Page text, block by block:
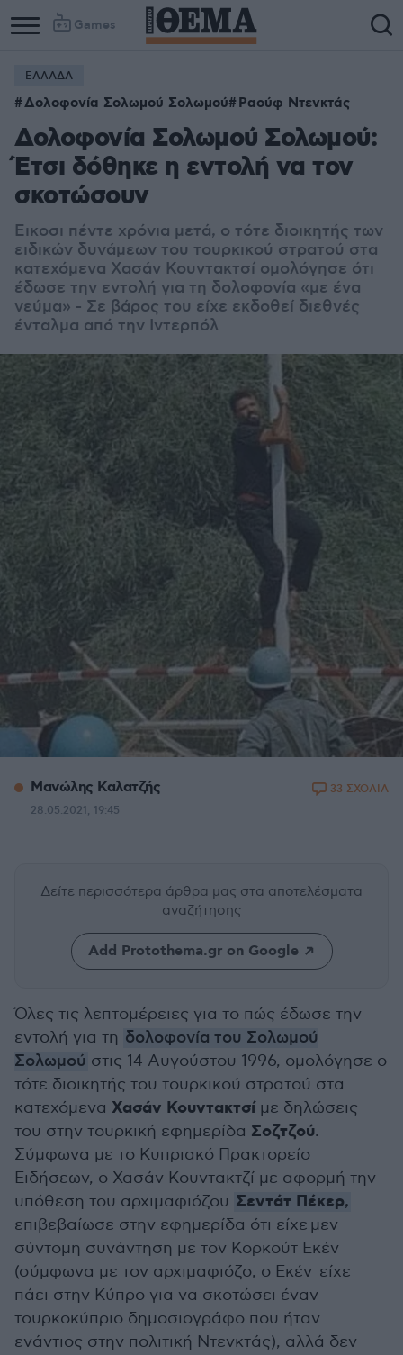
Games
ΕΛΛΑΔΑ
Δολοφονία Σολωμού Σολωμού Ραούφ Ντενκτάς
Δολοφονία Σολωμού Σολωμού:
Έτσι δόθηκε η εντολή να τον
σκοτώσουν
Εικοσι πέντε χρόνια μετά, ο τότε διοικητής των
ειδικών δυνάμεων του τουρκικού στρατού στα
κατεχόμενα Χασάν Κουντακτσί ομολόγησε ότι
έδωσε την εντολή για τη δολοφονία «με ένα
νεύμα» - Σε βάρος του είχε εκδοθεί διεθνές
ένταλμα από την Ιντερπόλ
Μανώλης Καλατζής
28.05.2021, 19:45
33 ΣΧΟΛΙΑ
Δείτε περισσότερα άρθρα μας στα αποτελέσματα
αναζήτησης
Add Protothema.gr on Google
Όλες τις λεπτομέρειες για το πώς έδωσε την
εντολή για τη δολοφονία του Σολωμού
Σολωμού στις 14 Αυγούστου 1996, ομολόγησε ο
τότε διοικητής του τουρκικού στρατού στα
κατεχόμενα Χασάν Κουντακτσίμε δηλώσεις
του στην τουρκική εφημερίδα Σοζτζού.
Σύμφωνα με το Κυπριακό Πρακτορείο
Ειδήσεων, ο Χασάν Κουντακτζί με αφορμή την
υπόθεση του αρχιμαφιόζου Σεντάτ Πέκερ,
επιβεβαίωσε στην εφημερίδα ότι είχε μεν
σύντομη συνάντηση με τον Κορκούτ Εκέν
(σύμφωνα με τον αρχιμαφιόζο, ο Εκέν είχε
πάει στην Κύπρο για να σκοτώσει έναν
τουρκοκύπριο δημοσιογράφο που ήταν
ενάντιος στην πολιτική Ντενκτάς), αλλά δεν